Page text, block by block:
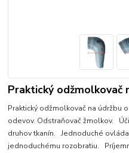
Praktický odžmolkovač
Praktický odžmolkovač na údržbu
odevov. Odstraňovač žmolkov.
druhov tkanín. Jednoduché
jednoduchému rozobratiu.